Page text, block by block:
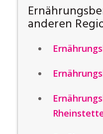
anderen